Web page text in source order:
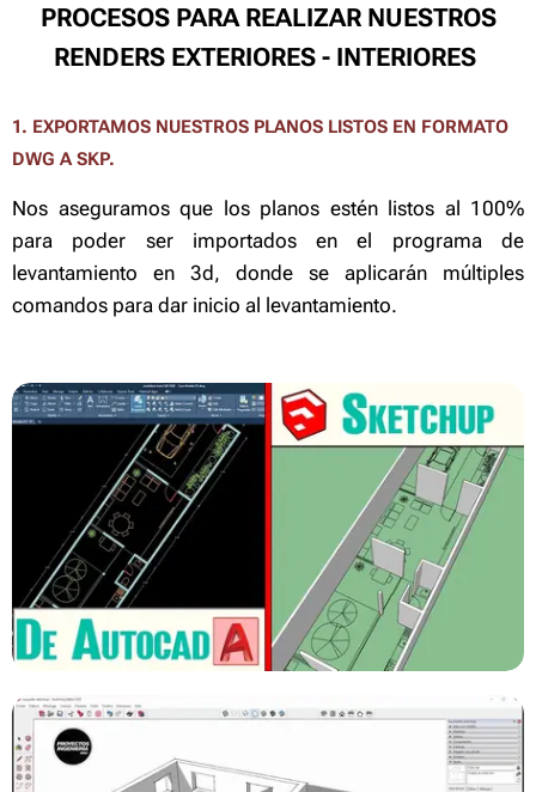
PROCESOS PARA REALIZAR NUESTROS
RENDERS EXTERIORES - INTERIORES
1. EXPORTAMOS NUESTROS PLANOS LISTOS EN FORMATO
DWG A SKP.
Nos aseguramos que los planos estén listos al 100%
para poder ser importados en el programa de
levantamiento en 3d, donde se aplicarán múltiples
comandos para dar inicio al levantamiento.